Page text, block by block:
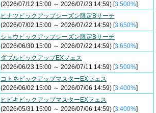
(2026/07/12 15:00 ～ 2026/07/23 14:59) [3.500%]
ヒナツピックアップシーズン限定Bサーチ
(2026/07/02 15:00 ～ 2026/07/22 14:59) [3.650%]
ショウピックアップシーズン限定Bサーチ
(2026/06/30 15:00 ～ 2026/07/22 14:59) [3.650%]
ダブルピックアップEXフェス
(2026/06/23 15:00 ～ 2026/07/11 14:59) [3.500%]
コトネピックアップマスターEXフェス
(2026/06/02 15:00 ～ 2026/07/06 14:59) [3.400%]
ヒビキピックアップマスターEXフェス
(2026/05/31 15:00 ～ 2026/07/06 14:59) [3.400%]